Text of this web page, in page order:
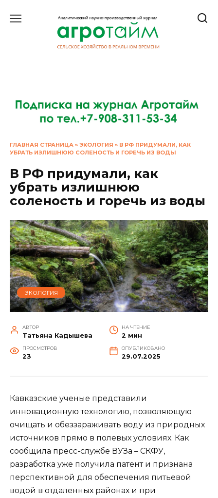
ГЛАВНАЯ СТРАНИЦА » ЭКОЛОГИЯ » В РФ ПРИДУМАЛИ, КАК
УБРАТЬ ИЗЛИШНЮЮ СОЛЕНОСТЬ И ГОРЕЧЬ ИЗ ВОДЫ
В РФ придумали, как
убрать излишнюю
соленость и горечь из воды
ЭКОЛОГИЯ
АВТОР
Татьяна Кадышева
НА ЧТЕНИЕ
2 мин
ПРОСМОТРОВ
23
ОПУБЛИКОВАНО
29.07.2025
Кавказские ученые представили
инновационную технологию, позволяющую
очищать и обеззараживать воду из природных
источников прямо в полевых условиях. Как
сообщила пресс-службе ВУЗа – CКФУ,
разработка уже получила патент и признана
перспективной для обеспечения питьевой
водой в отдаленных районах и при